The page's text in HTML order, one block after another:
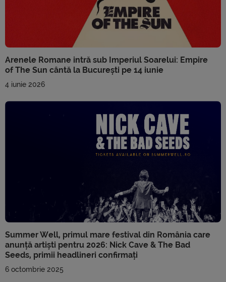
Arenele Romane intră sub Imperiul Soarelui: Empire
of The Sun cântă la București pe 14 iunie
4 iunie 2026
Summer Well, primul mare festival din România care
anunță artiști pentru 2026: Nick Cave & The Bad
Seeds, primii headlineri confirmați
6 octombrie 2025